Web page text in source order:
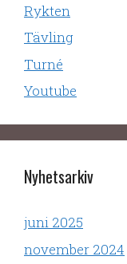
Rykten
Tävling
Turné
Youtube
Nyhetsarkiv
juni 2025
november 2024